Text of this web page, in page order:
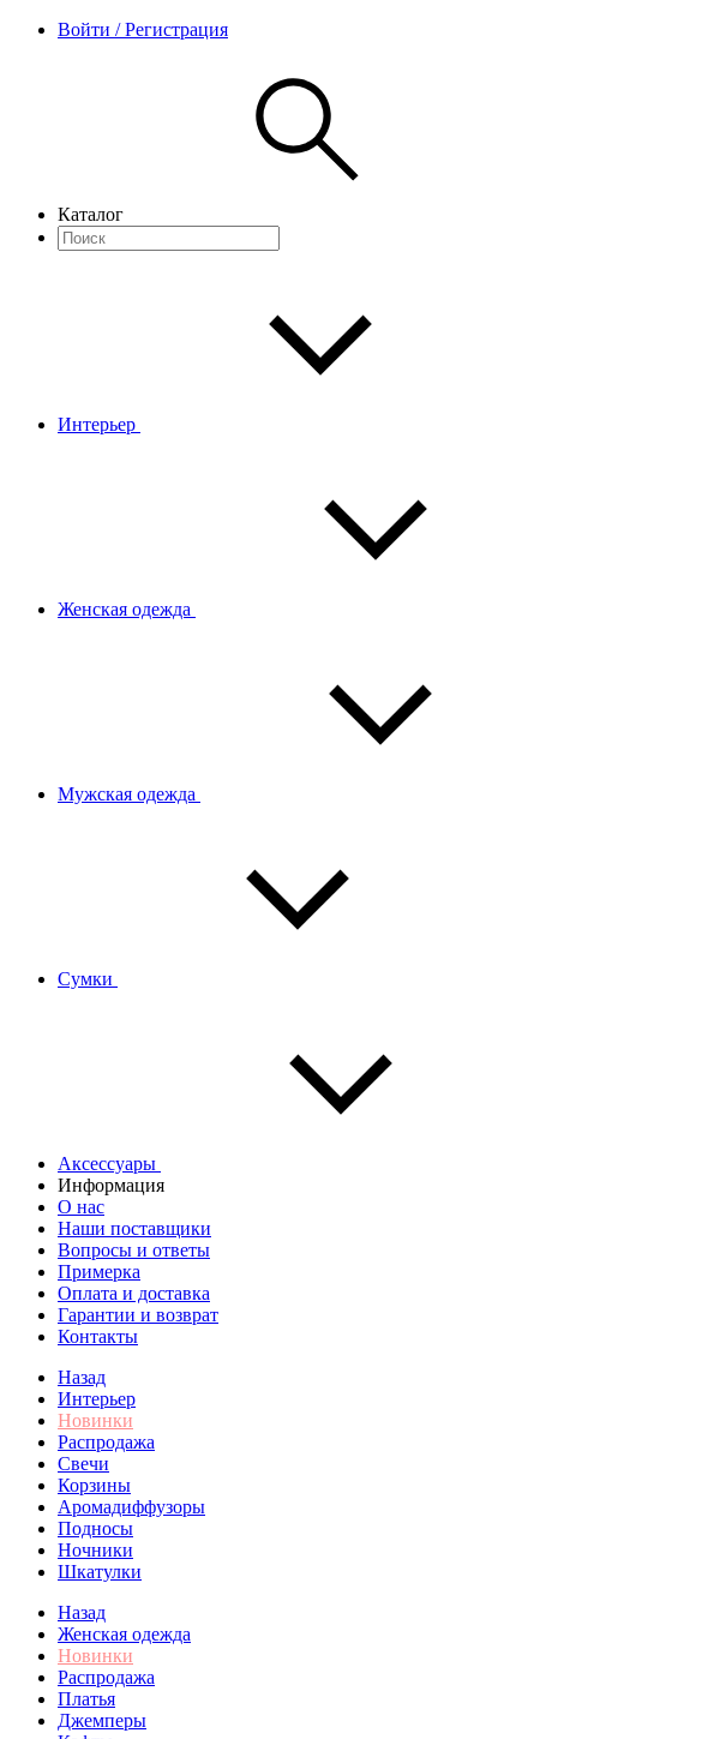
Войти / Регистрация
Каталог
Интерьер
Женская одежда
Мужская одежда
Сумки
Аксессуары
Информация
О нас
Наши поставщики
Вопросы и ответы
Примерка
Оплата и доставка
Гарантии и возврат
Контакты
Назад
Интерьер
Новинки
Распродажа
Свечи
Корзины
Аромадиффузоры
Подносы
Ночники
Шкатулки
Назад
Женская одежда
Новинки
Распродажа
Платья
Джемперы